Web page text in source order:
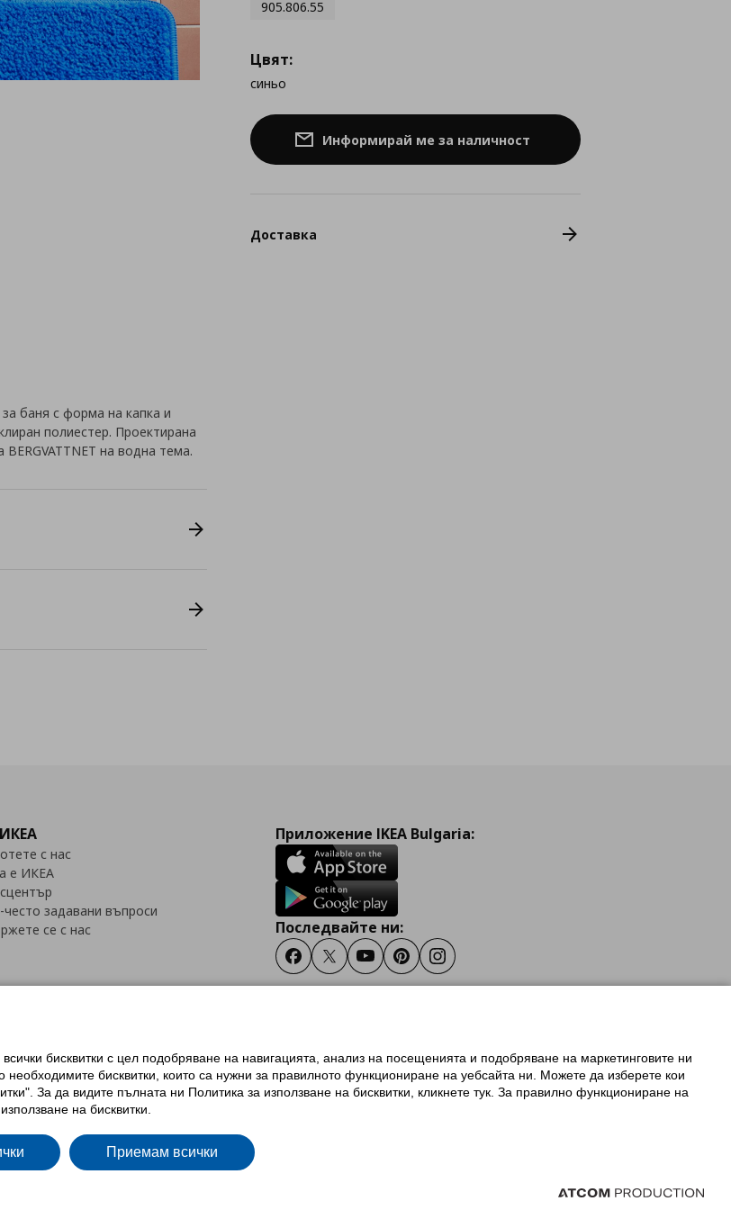
905.806.55
Цвят:
синьо
Информирай ме за наличност
Доставка
баня с форма на капка и
полиестер. Проектирана
на водна тема.
с нас
е ИКЕА
често задавани въпроси
се с нас
Приложение IKEA Bulgaria:
Последвайте ни:
FacebookTwitterYoutubePinterestInstagram
на настройки за използване на бисквиткиУсловия за ползване на ikea.bg
на личните данни на ikea.bg
Общи условия на програма IKEA Family
IKEA Family
бисквитки с цел подобряване на навигацията, анализ на посещенията и подобряване на маркетинговите ни
бисквитки, които са нужни за правилното функциониране на уебсайта ни. Можете да изберете кои
За да видите пълната ни Политика за използване на бисквитки, кликнете тук. За правилно функциониране на
на бисквитки.
Приемам всички